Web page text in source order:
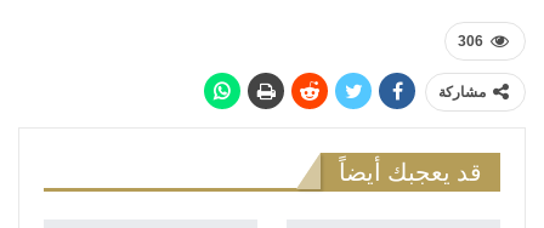
306
مشاركة
قد يعجبك أيضاً